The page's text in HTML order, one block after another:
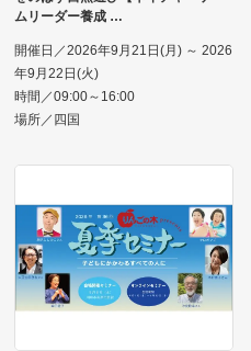
ムリーダー養成
開催日／2026年9月21日(月) ～ 2026
年9月22日(火)
時間／09:00～16:00
場所／四国